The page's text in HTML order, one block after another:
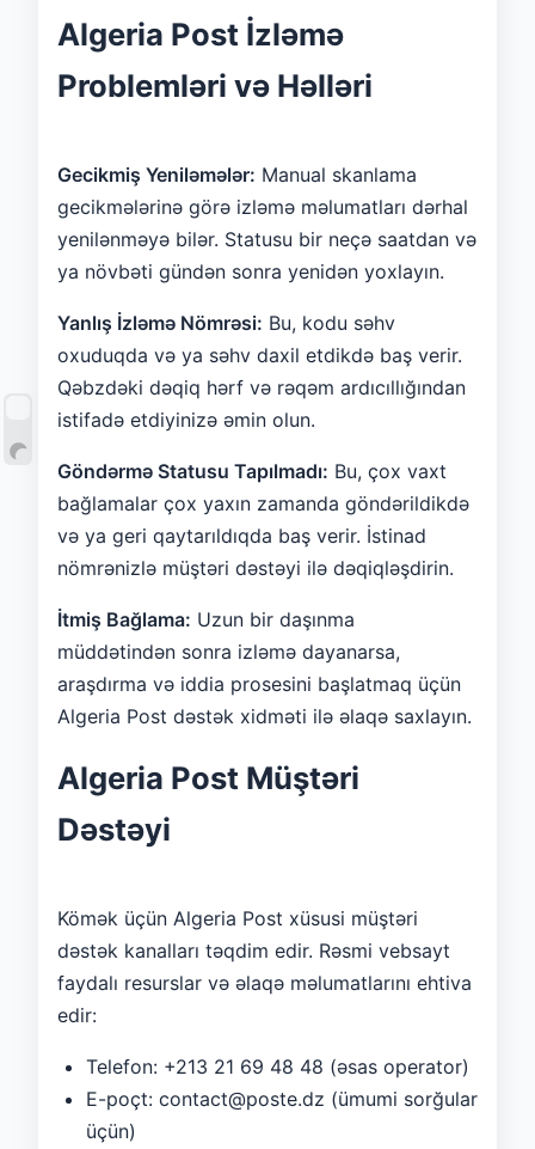
Algeria Post İzləmə
Problemləri və Həlləri
Gecikmiş Yeniləmələr: Manual skanlama
gecikmələrinə görə izləmə məlumatları dərhal
yenilənməyə bilər. Statusu bir neçə saatdan və
ya növbəti gündən sonra yenidən yoxlayın.
Yanlış İzləmə Nömrəsi: Bu, kodu səhv
oxuduqda və ya səhv daxil etdikdə baş verir.
Qəbzdəki dəqiq hərf və rəqəm ardıcıllığından
istifadə etdiyinizə əmin olun.
Göndərmə Statusu Tapılmadı: Bu, çox vaxt
bağlamalar çox yaxın zamanda göndərildikdə
və ya geri qaytarıldıqda baş verir. İstinad
nömrənizlə müştəri dəstəyi ilə dəqiqləşdirin.
İtmiş Bağlama: Uzun bir daşınma
müddətindən sonra izləmə dayanarsa,
araşdırma və iddia prosesini başlatmaq üçün
Algeria Post dəstək xidməti ilə əlaqə saxlayın.
Algeria Post Müştəri
Dəstəyi
Kömək üçün Algeria Post xüsusi müştəri
dəstək kanalları təqdim edir. Rəsmi vebsayt
faydalı resurslar və əlaqə məlumatlarını ehtiva
edir:
Telefon: +213 21 69 48 48 (əsas operator)
E-poçt: contact@poste.dz (ümumi sorğular
üçün)